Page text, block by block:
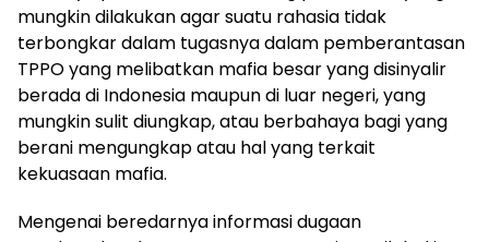
mungkin dilakukan agar suatu rahasia tidak
terbongkar dalam tugasnya dalam pemberantasan
TPPO yang melibatkan mafia besar yang disinyalir
berada di Indonesia maupun di luar negeri, yang
mungkin sulit diungkap, atau berbahaya bagi yang
berani mengungkap atau hal yang terkait
kekuasaan mafia.
Mengenai beredarnya informasi dugaan